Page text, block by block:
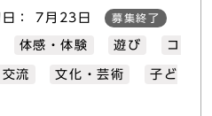
日： 7月23日 募集終了
体感・体験 遊び コ
流 文化・芸術 子ど